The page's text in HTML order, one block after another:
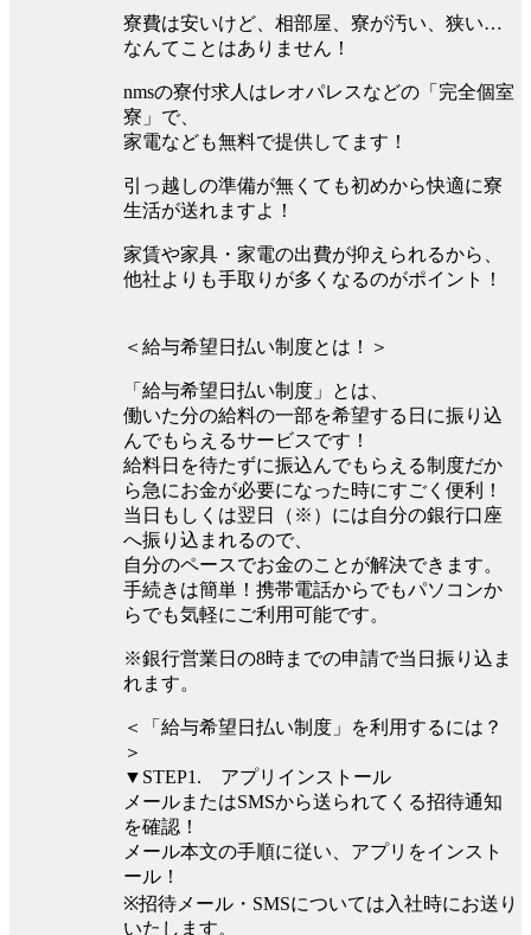
寮費は安いけど、相部屋、寮が汚い、狭い…
なんてことはありません！
nmsの寮付求人はレオパレスなどの「完全個室
寮」で、
家電なども無料で提供してます！
引っ越しの準備が無くても初めから快適に寮
生活が送れますよ！
家賃や家具・家電の出費が抑えられるから、
他社よりも手取りが多くなるのがポイント！
＜給与希望日払い制度とは！＞
「給与希望日払い制度」とは、
働いた分の給料の一部を希望する日に振り込
んでもらえるサービスです！
給料日を待たずに振込んでもらえる制度だか
ら急にお金が必要になった時にすごく便利！
当日もしくは翌日（※）には自分の銀行口座
へ振り込まれるので、
自分のペースでお金のことが解決できます。
手続きは簡単！携帯電話からでもパソコンか
らでも気軽にご利用可能です。
※銀行営業日の8時までの申請で当日振り込ま
れます。
＜「給与希望日払い制度」を利用するには？
＞
▼STEP1. アプリインストール
メールまたはSMSから送られてくる招待通知
を確認！
メール本文の手順に従い、アプリをインスト
ール！
※招待メール・SMSについては入社時にお送り
いたします。